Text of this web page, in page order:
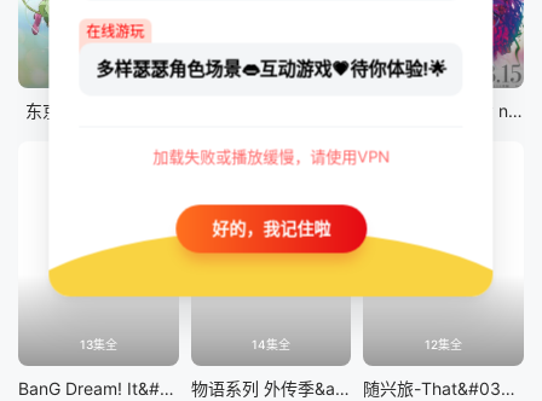
12集全
东京猫猫 NEW～♡
12集全 剧场版
剧场版 Fate/stay night [Heaven&#039;s Feel] III.spring song
13集全
BanG Dream! It&#039;s MyGO!!!!!
14集全
物语系列 外传季&amp;怪物季
12集全
随兴旅-That&#039;s Journey-
在线游玩
多样瑟瑟角色场景👄互动游戏💗待你体验!🌟
加载失败或播放缓慢，请使用VPN
好的，我记住啦